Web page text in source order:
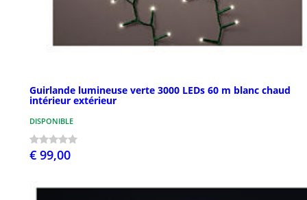
Guirlande lumineuse verte 3000 LEDs 60 m blanc chaud
intérieur extérieur
DISPONIBLE
€ 99,00